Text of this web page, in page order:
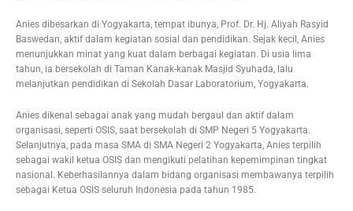
Anies dibesarkan di Yogyakarta, tempat ibunya, Prof. Dr. Hj. Aliyah Rasyid
Baswedan, aktif dalam kegiatan sosial dan pendidikan. Sejak kecil, Anies
menunjukkan minat yang kuat dalam berbagai kegiatan. Di usia lima
tahun, ia bersekolah di Taman Kanak-kanak Masjid Syuhada, lalu
melanjutkan pendidikan di Sekolah Dasar Laboratorium, Yogyakarta.
Anies dikenal sebagai anak yang mudah bergaul dan aktif dalam
organisasi, seperti OSIS, saat bersekolah di SMP Negeri 5 Yogyakarta.
Selanjutnya, pada masa SMA di SMA Negeri 2 Yogyakarta, Anies terpilih
sebagai wakil ketua OSIS dan mengikuti pelatihan kepemimpinan tingkat
nasional. Keberhasilannya dalam bidang organisasi membawanya terpilih
sebagai Ketua OSIS seluruh Indonesia pada tahun 1985.